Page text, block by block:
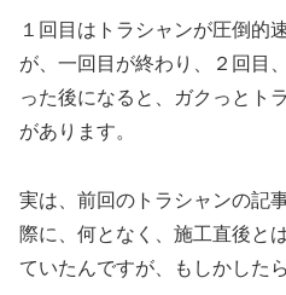
１回目はトラシャンが圧倒的
が、一回目が終わり、２回目
った後になると、ガクっとト
があります。
実は、前回のトラシャンの記
際に、何となく、施工直後と
ていたんですが、もしかした